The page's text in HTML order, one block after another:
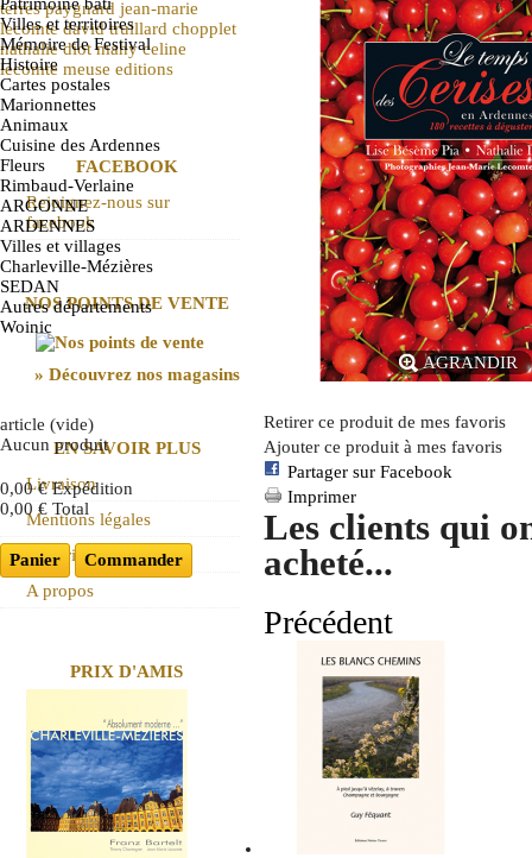
Villes et territoires
Mémoire de Festival
Histoire
Cartes postales
Marionnettes
Animaux
Cuisine des Ardennes
Fleurs
Rimbaud-Verlaine
ARGONNE
ARDENNES
Villes et villages
Charleville-Mézières
SEDAN
Autres départements
Woinic
article (vide)
Aucun produit
0,00 € Expédition
0,00 € Total
Panier Commander
terres paygnard jean-marie
lecomte david truillard chopplet
nathalie diot mahy celine
lecomte meuse editions
FACEBOOK
Rejoignez-nous sur
facebook
NOS POINTS DE VENTE
» Découvrez nos magasins
EN SAVOIR PLUS
Livraison
Mentions légales
Historique
A propos
PRIX D'AMIS
AGRANDIR
Retirer ce produit de mes favoris
Ajouter ce produit à mes favoris
Partager sur Facebook
Imprimer
Les clients qui
acheté...
Précédent